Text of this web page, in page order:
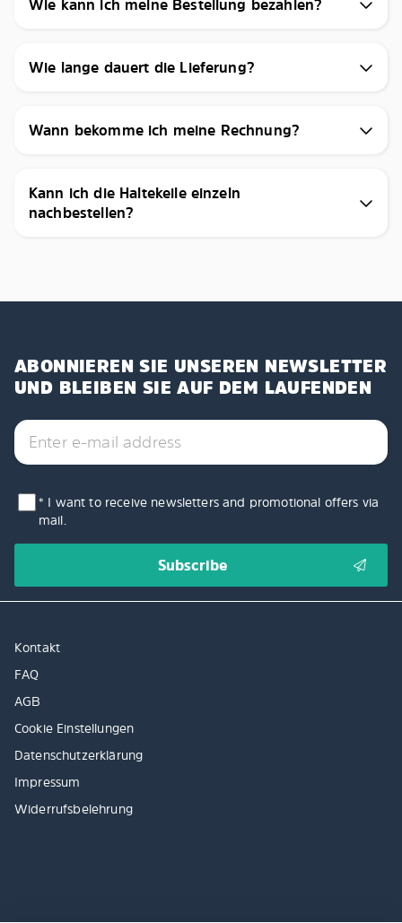
Wie kann ich meine Bestellung bezahlen?
Wie lange dauert die Lieferung?
Wann bekomme ich meine Rechnung?
Kann ich die Haltekeile einzeln
nachbestellen?
ABONNIEREN SIE UNSEREN NEWSLETTER
UND BLEIBEN SIE AUF DEM LAUFENDEN
* I want to receive newsletters and promotional offers via
mail.
Kontakt
FAQ
AGB
Cookie Einstellungen
Datenschutzerklärung
Impressum
Widerrufsbelehrung